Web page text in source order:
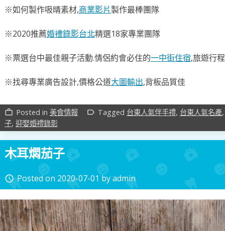
※如何製作吸晴素材,商業影片製作最棒團隊
※2020推薦婚禮錄影台北精選18家專業團隊
※票選台中最佳親子活動.情侶約會必住的一中街住宿,旅遊行
※找尋專業廣告設計,價格公道大圖輸出,背板品質佳
work_outline Posted in 美食情報 label_outline Tagged 台東人氣伴手禮, 台東人氣名產
子, 迎娶婚禮錄影
木耳燜茄子
access_time Posted on 2020-07-01 byadmin